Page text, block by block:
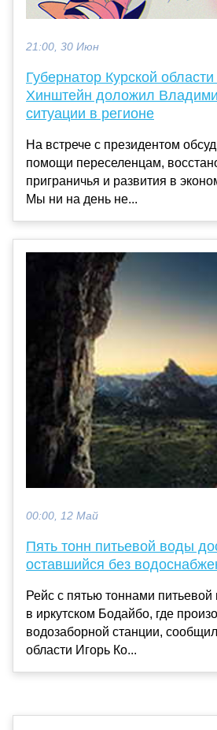
21:00, 30 Июн
Губернатор Курской
Хинштейн доложил
ситуации в регионе
На встрече с президентом
помощи переселенцам,
приграничья и развития в
Мы ни на день не...
00:00, 12 Май
Пять тонн питьевой воды
оставшийся без
Рейс с пятью тоннами
в иркутском Бодайбо, где
водозаборной станции,
области Игорь Ко...